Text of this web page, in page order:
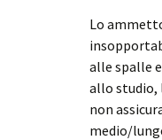
Lo
alle spalle
allo studio,
non
medio/